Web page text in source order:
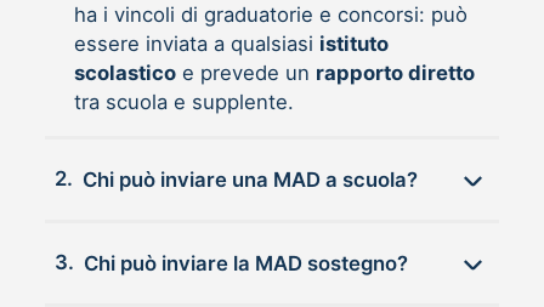
ha i vincoli di graduatorie e concorsi: può
essere inviata a qualsiasi istituto
scolasticoe prevede un rapporto diretto
tra scuola e supplente.
2. Chi può inviare una MAD a scuola?
3. Chi può inviare la MAD sostegno?